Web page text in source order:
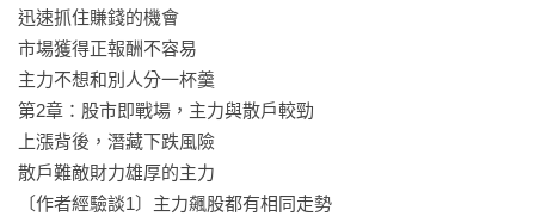
3.起漲訊號：○1跳空上漲且趨勢向上、○2長黑K線接長紅K線，
以及○3長期盤整後突破壓力線，都是股價飆升的前兆，可以視
為再加碼的時間點。
◎進行主力股投資，買在地板價才能賺更多！
‧「買」在主力股上漲前的最低價！
散戶要能賺錢，就要以價值投資為核心概念來買進主力股，
迅速抓住賺錢的機會
市場獲得正報酬不容易
主力不想和別人分一杯羹
第2章：股市即戰場，主力與散戶較勁
上漲背後，潛藏下跌風險
散戶難敵財力雄厚的主力
〔作者經驗談1〕主力飆股都有相同走勢